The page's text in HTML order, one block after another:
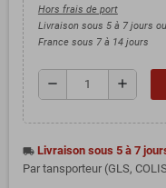
Hors frais de port
Livraison sous 5 à 7 jours
France sous 7 à 14 jours
remove add
local_shipping Livraison sous 5 à 7
Par tansporteur (GLS,